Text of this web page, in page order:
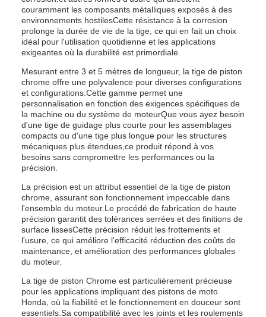
couramment les composants métalliques exposés à des
environnements hostilesCette résistance à la corrosion
prolonge la durée de vie de la tige, ce qui en fait un choix
idéal pour l'utilisation quotidienne et les applications
exigeantes où la durabilité est primordiale.
Mesurant entre 3 et 5 mètres de longueur, la tige de piston
chrome offre une polyvalence pour diverses configurations
et configurations.Cette gamme permet une
personnalisation en fonction des exigences spécifiques de
la machine ou du système de moteurQue vous ayez besoin
d'une tige de guidage plus courte pour les assemblages
compacts ou d'une tige plus longue pour les structures
mécaniques plus étendues,ce produit répond à vos
besoins sans compromettre les performances ou la
précision.
La précision est un attribut essentiel de la tige de piston
chrome, assurant son fonctionnement impeccable dans
l'ensemble du moteur.Le procédé de fabrication de haute
précision garantit des tolérances serrées et des finitions de
surface lissesCette précision réduit les frottements et
l'usure, ce qui améliore l'efficacité.réduction des coûts de
maintenance, et amélioration des performances globales
du moteur.
La tige de piston Chrome est particulièrement précieuse
pour les applications impliquant des pistons de moto
Honda, où la fiabilité et le fonctionnement en douceur sont
essentiels.Sa compatibilité avec les joints et les roulements